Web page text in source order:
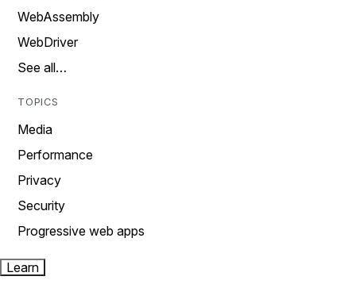
WebAssembly
WebDriver
See all…
TOPICS
Media
Performance
Privacy
Security
Progressive web apps
Learn